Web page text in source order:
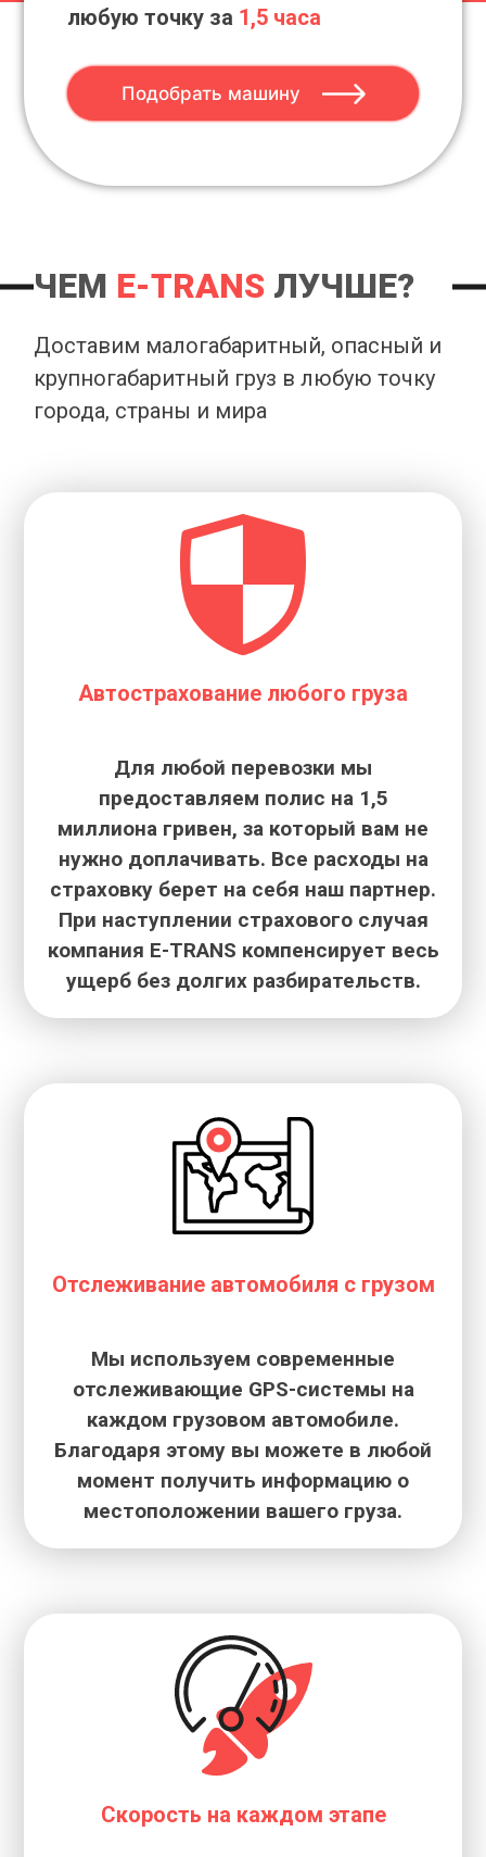
любую точку за 1,5 часа
Подобрать машину
ЧЕМ E-TRANS ЛУЧШЕ?
Доставим малогабаритный, опасный и
крупногабаритный груз в любую точку
города, страны и мира
Автострахование любого груза
Для любой перевозки мы
предоставляем полис на 1,5
миллиона гривен, за который вам не
нужно доплачивать. Все расходы на
страховку берет на себя наш партнер.
При наступлении страхового случая
компания E-TRANS компенсирует весь
ущерб без долгих разбирательств.
Отслеживание автомобиля с грузом
Мы используем современные
отслеживающие GPS-системы на
каждом грузовом автомобиле.
Благодаря этому вы можете в любой
момент получить информацию о
местоположении вашего груза.
Скорость на каждом этапе